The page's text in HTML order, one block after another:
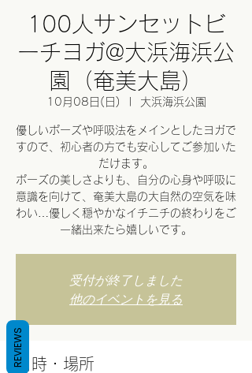
100人サンセットビ
ーチヨガ@大浜海浜公
園（奄美大島）
10月08日(日) 大浜海浜公園
優しいポーズや呼吸法をメインとしたヨガで
すので、初心者の方でも安心してご参加いた
だけます。
ポーズの美しさよりも、自分の心身や呼吸に
意識を向けて、奄美大島の大自然の空気を味
わい…優しく穏やかなイチニチの終わりをご
一緒出来たら嬉しいです。
受付が終了しました
他のイベントを見る
日時・場所
REVIEWS